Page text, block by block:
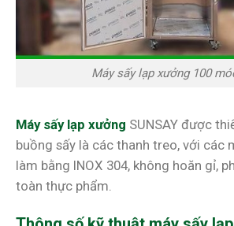
Máy sấy lạp xưởng 100
Máy sấy lạp xưởng SUNSAY được
buồng sấy là các thanh treo, với các
làm bằng INOX 304, không hoăn gỉ,
toàn thực phẩm.